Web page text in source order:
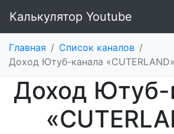
Калькулятор Youtube
Главная / Список каналов /
Доход Ютуб-канала «CUTERLAND»
Доход Ютуб-